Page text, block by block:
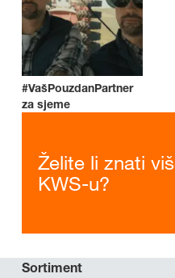
#VašPouzdanPartner
za sjeme
Želite li znati
KWS-u?
Sortiment